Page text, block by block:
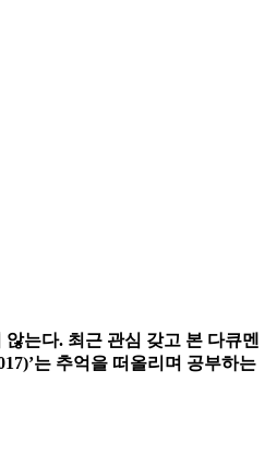
는다. 최근 관심 갖고 본 다큐멘
는 추억을 떠올리며 공부하는